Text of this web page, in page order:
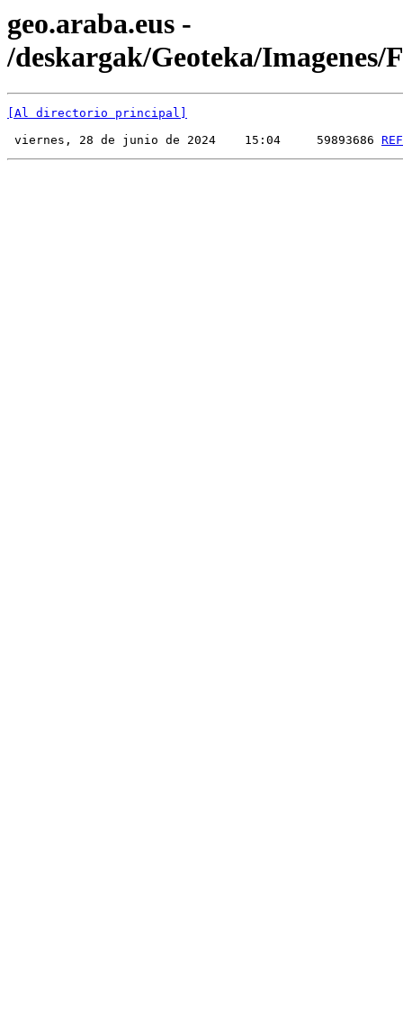
geo.araba.eus -
/deskargak/Geoteka/Imagenes/
[Al directorio principal]
viernes, 28 de junio de 2024    15:04     59893686